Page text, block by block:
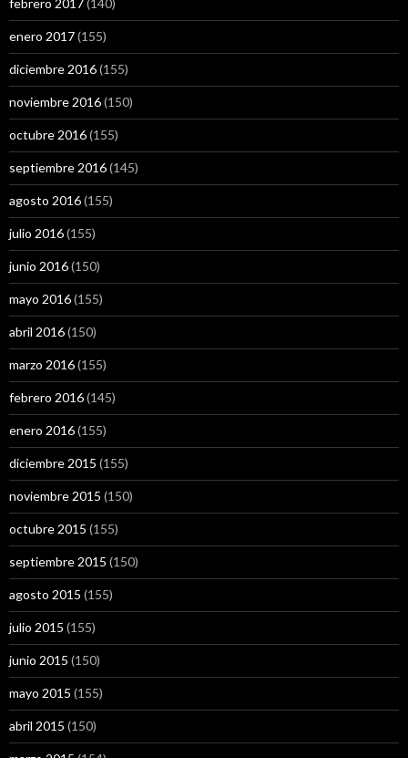
febrero 2017(140)
enero 2017(155)
diciembre 2016(155)
noviembre 2016(150)
octubre 2016(155)
septiembre 2016(145)
agosto 2016(155)
julio 2016(155)
junio 2016(150)
mayo 2016(155)
abril 2016(150)
marzo 2016(155)
febrero 2016(145)
enero 2016(155)
diciembre 2015 (155)
noviembre 2015 (150)
octubre 2015 (155)
septiembre 2015 (150)
agosto 2015 (155)
julio 2015 (155)
junio 2015 (150)
mayo 2015 (155)
abril 2015 (150)